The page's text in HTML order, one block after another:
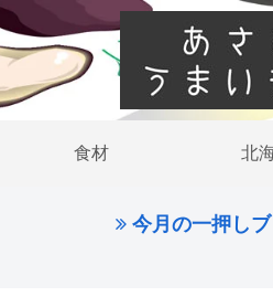
食材 北
今月の一押しブログは